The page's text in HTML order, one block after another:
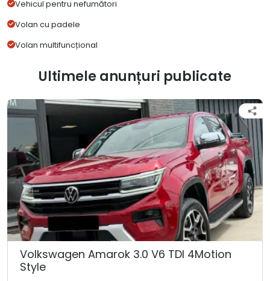
Vehicul pentru nefumători
Volan cu padele
Volan multifuncțional
Ultimele anunțuri publicate
Volkswagen Amarok 3.0 V6 TDI 4Motion
Style